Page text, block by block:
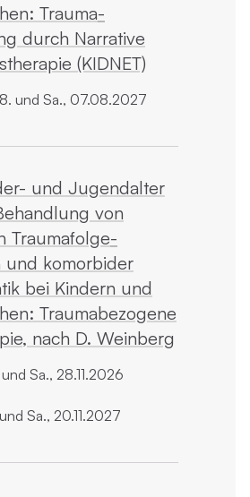
Trauma­
durch Narrative
(KIDNET)
und Sa., 07.08.2027
und Jugendalter
von
Trauma­folge­
und komorbider
bei Kindern und
Traumabezogene
nach D. Weinberg
und Sa., 28.11.2026
und Sa., 20.11.2027